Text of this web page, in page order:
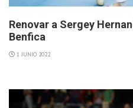
Renovar a Sergey
Benfica
1 JUNIO 2022